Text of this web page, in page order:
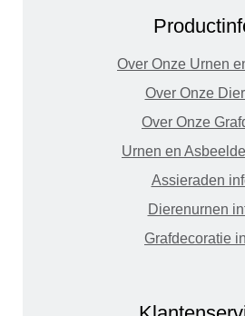
Over Onze Urnen
Over Onze
Over Onze
Urnen en
Assieraden
Dierenurnen
Grafdecoratie